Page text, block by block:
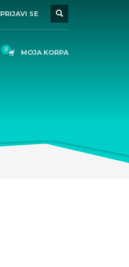
PRIJAVI SE
MOJA KORPA